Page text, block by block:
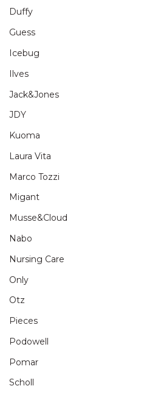
Duffy
Guess
Icebug
Ilves
Jack&Jones
JDY
Kuoma
Laura Vita
Marco Tozzi
Migant
Musse&Cloud
Nabo
Nursing Care
Only
Otz
Pieces
Podowell
Pomar
Scholl